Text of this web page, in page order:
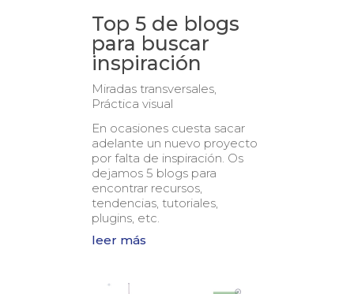
Top 5 de blogs
para buscar
inspiración
Miradas transversales
Práctica visual
En ocasiones cuesta sacar
adelante un nuevo proyecto
por falta de inspiración. Os
dejamos 5 blogs para
encontrar recursos,
tendencias, tutoriales,
plugins, etc.
leer más